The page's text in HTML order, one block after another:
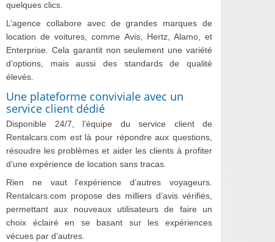
quelques clics.
L’agence collabore avec de grandes marques de
location de voitures, comme Avis, Hertz, Alamo, et
Enterprise. Cela garantit non seulement une variété
d’options, mais aussi des standards de qualité
élevés.
Une plateforme conviviale avec un
service client dédié
Disponible 24/7, l’équipe du service client de
Rentalcars.com est là pour répondre aux questions,
résoudre les problèmes et aider les clients à profiter
d’une expérience de location sans tracas.
Rien ne vaut l’expérience d’autres voyageurs.
Rentalcars.com propose des milliers d’avis vérifiés,
permettant aux nouveaux utilisateurs de faire un
choix éclairé en se basant sur les expériences
vécues par d’autres.